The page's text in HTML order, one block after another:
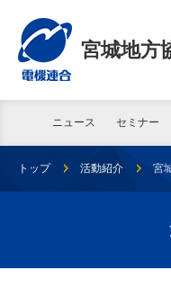
宮城地方
ニュース セミナー
トップ 活動紹介 宮